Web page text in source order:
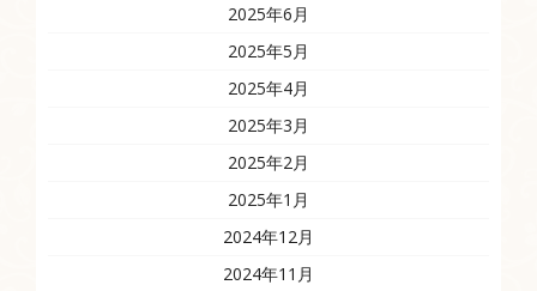
2025年6月
2025年5月
2025年4月
2025年3月
2025年2月
2025年1月
2024年12月
2024年11月